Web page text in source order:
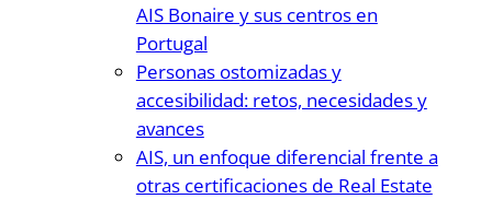
AIS Bonaire y sus centros en
Portugal
Personas ostomizadas y
accesibilidad: retos, necesidades y
avances
AIS, un enfoque diferencial frente a
otras certificaciones de Real Estate